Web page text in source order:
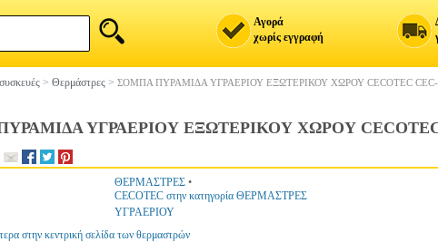
Αγορά
χωρίς εγγραφή
> Θερμάστρες > ΣΟΜΠΑ ΠΥΡΑΜΙΔΑ ΥΓΡΑΕΡΙΟΥ ΕΞΩΤΕΡΙΚΟΥ ΧΩΡΟΥ CECOTEC CEC-
ΥΓΡΑΕΡΙΟΥ ΕΞΩΤΕΡΙΚΟΥ ΧΩΡΟΥ CECOTEC
ΘΕΡΜΑΣΤΡΕΣ •
CECOTEC στην κατηγορία ΘΕΡΜΑΣΤΡΕΣ
ΥΓΡΑΕΡΙΟΥ
στην κεντρική σελίδα των θερμαστρών